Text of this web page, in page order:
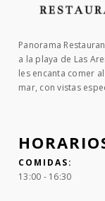
Panorama
a la playa de Las
les encanta comer
mar, con vistas
COMIDAS:
13:00 - 16:30